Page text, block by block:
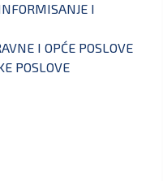
I
I OPĆE POSLOVE
POSLOVE